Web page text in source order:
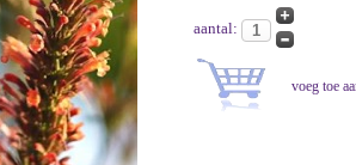
aantal: